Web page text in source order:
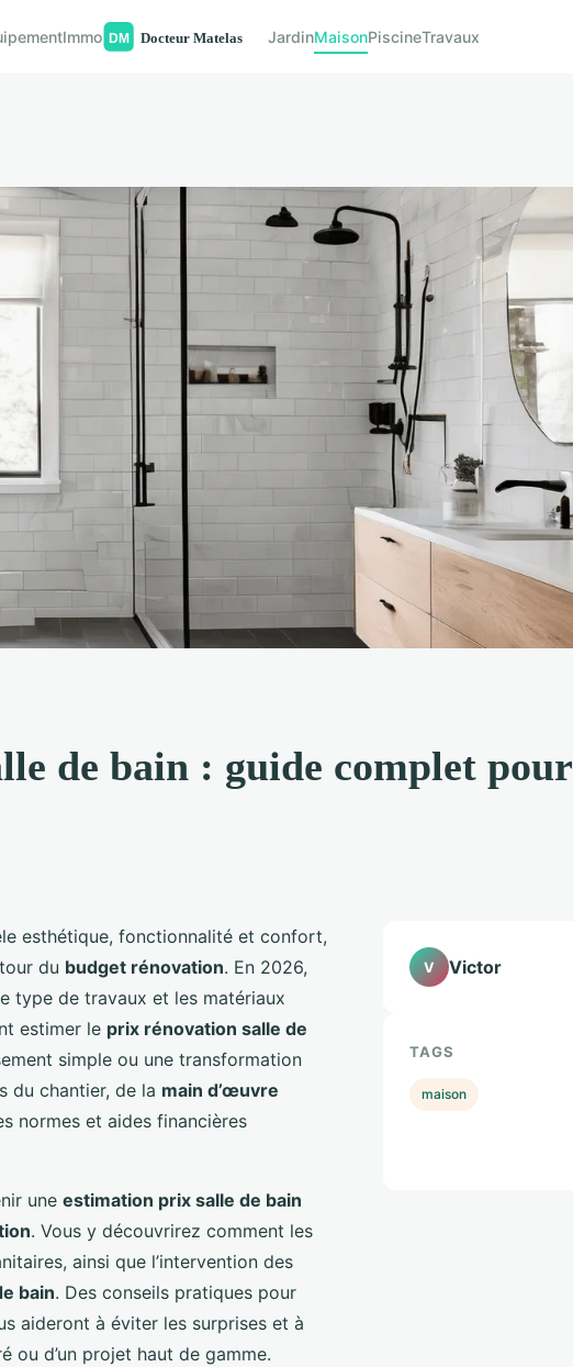
Immo JardinMaisonPiscineTravaux
de bain : guide complet pour
esthétique, fonctionnalité et confort,
du budget rénovation. En 2026,
type de travaux et les matériaux
estimer le prix rénovation salle de
simple ou une transformation
du chantier, de la main d’œuvre
normes et aides financières
une estimation prix salle de bain
. Vous y découvrirez comment les
ainsi que l’intervention des
bain. Des conseils pratiques pour
aideront à éviter les surprises et à
ou d’un projet haut de gamme.
V Victor
TAGS
maison